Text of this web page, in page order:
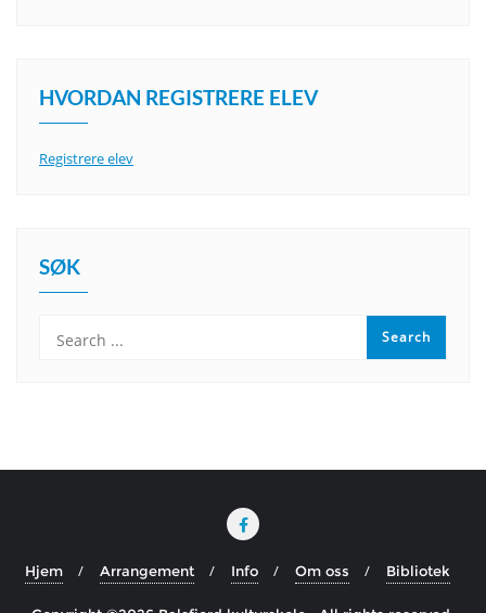
HVORDAN REGISTRERE ELEV
Registrere elev
SØK
Hjem Arrangement Info Om oss Bibliotek